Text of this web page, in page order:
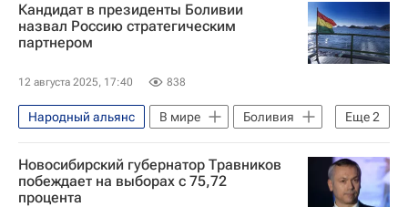
Кандидат в президенты Боливии
назвал Россию стратегическим
партнером
12 августа 2025, 17:40 838
Еще2
Народный альянс В мире
Боливия
Россия
Новосибирский губернатор Травников
побеждает на выборах с 75,72
процента